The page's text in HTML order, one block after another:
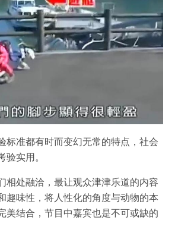
标准都有时而变幻无常的特点，社会
实用。
相处融洽，最让观众津津乐道的内容
趣味性，将人性化的角度与动物的本
美结合，节目中嘉宾也是不可或缺的